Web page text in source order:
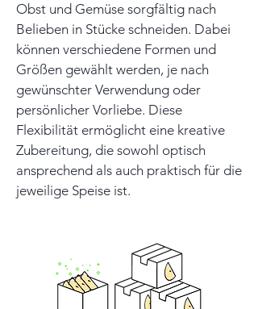
Obst und Gemüse sorgfältig nach
Belieben in Stücke schneiden. Dabei
können verschiedene Formen und
Größen gewählt werden, je nach
gewünschter Verwendung oder
persönlicher Vorliebe. Diese
Flexibilität ermöglicht eine kreative
Zubereitung, die sowohl optisch
ansprechend als auch praktisch für die
jeweilige Speise ist.